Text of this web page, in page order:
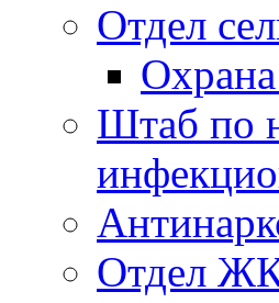
Отдел
Штаб по
Отдел